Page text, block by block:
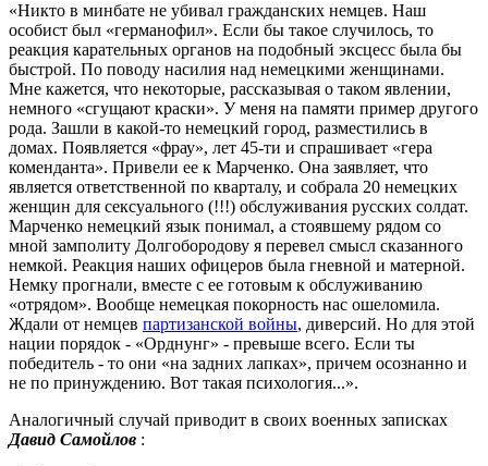
«Никто в минбате не убивал гражданских немцев. Наш
особист был «германофил». Если бы такое случилось, то
реакция карательных органов на подобный эксцесс была бы
быстрой. По поводу насилия над немецкими женщинами.
Мне кажется, что некоторые, рассказывая о таком явлении,
немного «сгущают краски». У меня на памяти пример другого
рода. Зашли в какой-то немецкий город, разместились в
домах. Появляется «фрау», лет 45-ти и спрашивает «гера
коменданта». Привели ее к Марченко. Она заявляет, что
является ответственной по кварталу, и собрала 20 немецких
женщин для сексуального (!!!) обслуживания русских солдат.
Марченко немецкий язык понимал, а стоявшему рядом со
мной замполиту Долгобородову я перевел смысл сказанного
немкой. Реакция наших офицеров была гневной и матерной.
Немку прогнали, вместе с ее готовым к обслуживанию
«отрядом». Вообще немецкая покорность нас ошеломила.
Ждали от немцев партизанской войны, диверсий. Но для этой
нации порядок - «Орднунг» - превыше всего. Если ты
победитель - то они «на задних лапках», причем осознанно и
не по принуждению. Вот такая психология...».
Аналогичный случай приводит в своих военных записках
Давид Самойлов :